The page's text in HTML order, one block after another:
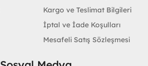
Kargo ve Teslimat Bilgileri
İptal ve İade Koşulları
Mesafeli Satış Sözleşmesi